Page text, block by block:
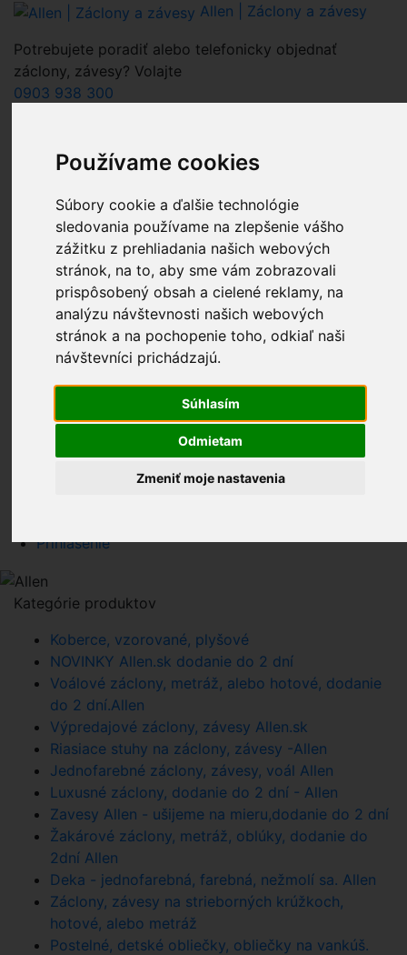
Používame cookies
Súbory cookie a ďalšie technológie
sledovania používame na zlepšenie vášho
zážitku z prehliadania našich webových
stránok, na to, aby sme vám zobrazovali
prispôsobený obsah a cielené reklamy, na
analýzu návštevnosti našich webových
stránok a na pochopenie toho, odkiaľ naši
návštevníci prichádzajú.
Súhlasím
Odmietam
Zmeniť moje nastavenia
Allen | Záclony a závesy
Potrebujete poradiť alebo telefonicky objednať
záclony, závesy? Volajte
0903 938 300
Nákupný košík(0) Celkovo: 0.00€
Nákupný košík je prázdny
pri hľadaní farby zadajte iba farbu
Nákupný košík - Allen - zaclony zavesy.sk
Kontaktné informácie - zaclonyzavesy.sk Allen.sk
Recenzie
Záclony a závesy za bezkonkurenčné ceny - Allen
Užitočné informácie - rady k nákupu záclon, závesov
Allen,s.r.o.
Obchodné podmienky e-shopu záclony závesy, Allen
Súhlas so spracovaním osobných údajov Allen s.r.o.
Cookies Allen, s.r.o.
Reklamácie Allen +421903938300
Prihlásenie
Kategórie produktov
Koberce, vzorované, plyšové
NOVINKY Allen.sk dodanie do 2 dní
Voálové záclony, metráž, alebo hotové, dodanie
do 2 dní.Allen
Výpredajové záclony, závesy Allen.sk
Riasiace stuhy na záclony, závesy -Allen
Jednofarebné záclony, závesy, voál Allen
Luxusné záclony, dodanie do 2 dní - Allen
Zavesy Allen - ušijeme na mieru,dodanie do 2 dní
Žakárové záclony, metráž, oblúky, dodanie do
2dní Allen
Deka - jednofarebná, farebná, nežmolí sa. Allen
Záclony, závesy na strieborných krúžkoch,
hotové, alebo metráž
Postelné, detské obliečky, obliečky na vankúš.